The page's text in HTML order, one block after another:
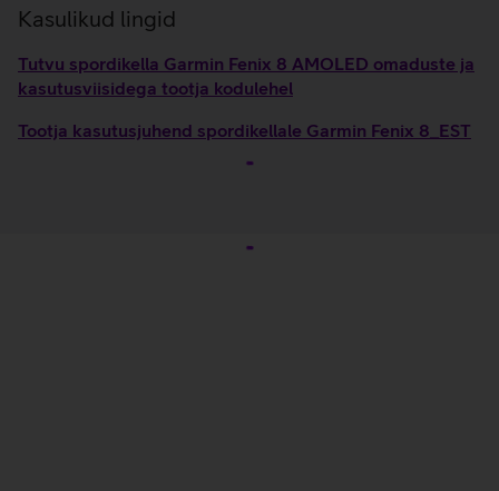
Kasulikud lingid
Tutvu spordikella Garmin Fenix 8 AMOLED omaduste ja
kasutusviisidega tootja kodulehel
Tootja kasutusjuhend spordikellale Garmin Fenix 8_EST